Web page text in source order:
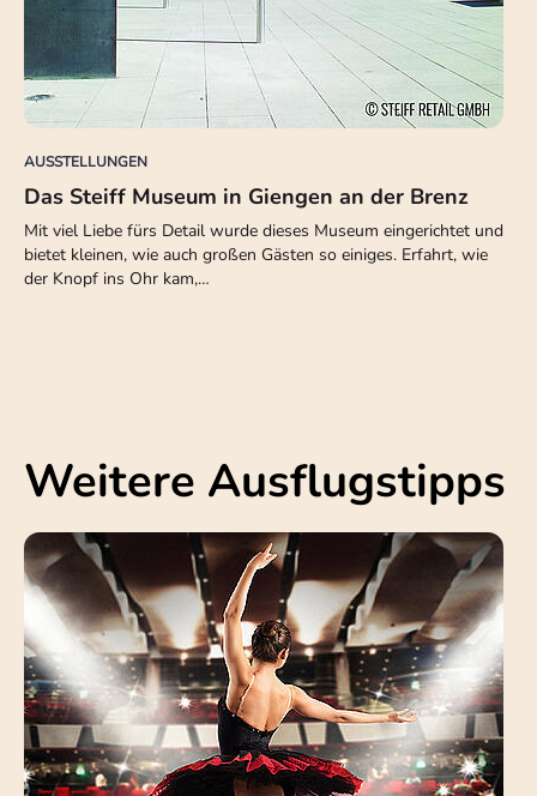
AUSSTELLUNGEN
Das Steiff Museum in Giengen an der Brenz
Mit viel Liebe fürs Detail wurde dieses Museum eingerichtet und
bietet kleinen, wie auch großen Gästen so einiges. Erfahrt, wie
der Knopf ins Ohr kam,…
Weitere Ausflugstipps